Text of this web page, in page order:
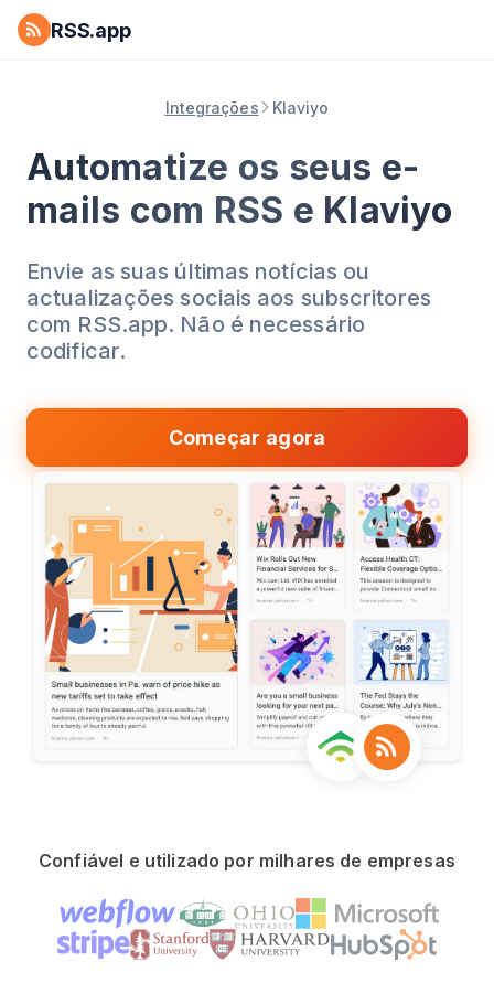
RSS.app
Integrações Klaviyo
Automatize os seus e-
mails com RSS e Klaviyo
Envie as suas últimas notícias ou
actualizações sociais aos subscritores
com RSS.app. Não é necessário
codificar.
Começar agora
Confiável e utilizado por milhares de empresas